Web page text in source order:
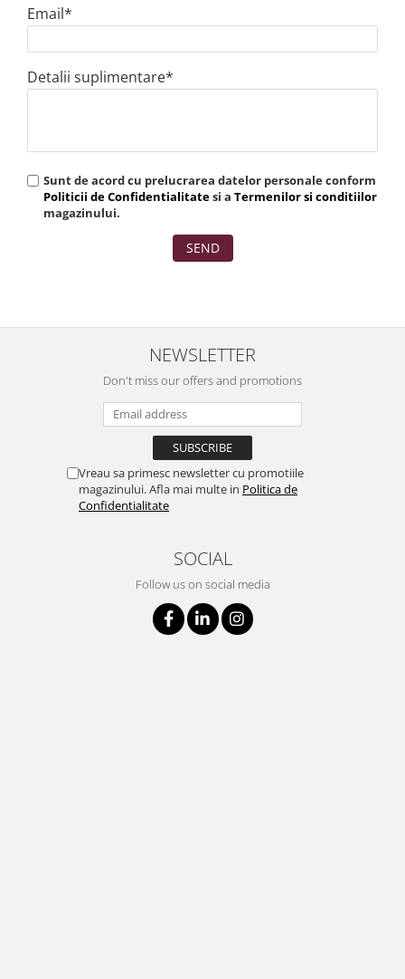
Email*
Detalii suplimentare*
Sunt de acord cu prelucrarea datelor personale conform
Politicii de Confidentialitatesi a Termenilor si conditiilor
magazinului.
SEND
NEWSLETTER
Don't miss our offers and promotions
Vreau sa primesc newsletter cu promotiile
magazinului. Afla mai multe in Politica de
Confidentialitate
SOCIAL
Follow us on social media